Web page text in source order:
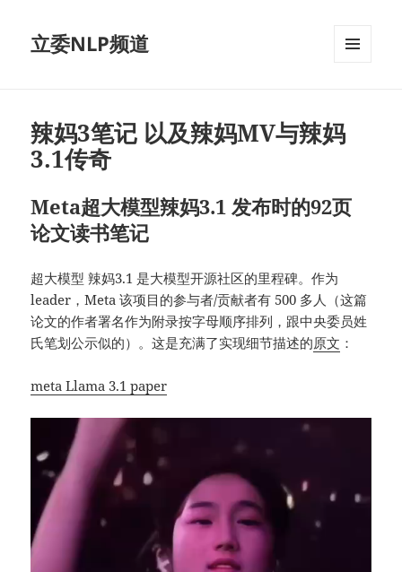
立委NLP频道
辣妈3笔记 以及辣妈MV与辣妈
3.1传奇
Meta超大模型辣妈3.1 发布时的92页
论文读书笔记
超大模型 辣妈3.1 是大模型开源社区的里程碑。作为
leader，Meta 该项目的参与者/贡献者有 500 多人（这篇
论文的作者署名作为附录按字母顺序排列，跟中央委员姓
氏笔划公示似的）。这是充满了实现细节描述的原文 ：
meta Llama 3.1 paper
频
播
器